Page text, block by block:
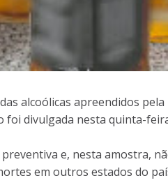
alcoólicas apreendidos
foi divulgada nesta quinta-
e, nesta amostra,
em outros estados do